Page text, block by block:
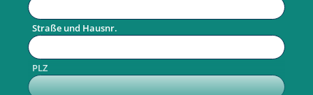
Straße und Hausnr.
PLZ